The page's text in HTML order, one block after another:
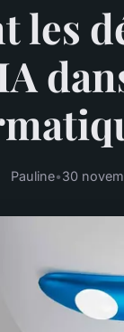
les
Pauline•30